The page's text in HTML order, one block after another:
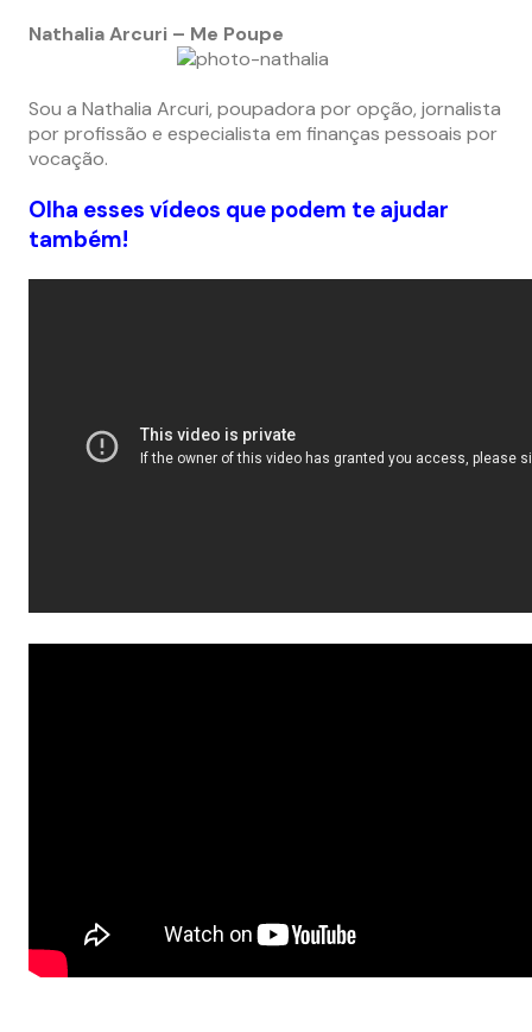
Nathalia Arcuri – Me Poupe
Sou a Nathalia Arcuri, poupadora por opção, jornalista
por profissão e especialista em finanças pessoais por
vocação.
Olha esses vídeos que podem te ajudar
também!